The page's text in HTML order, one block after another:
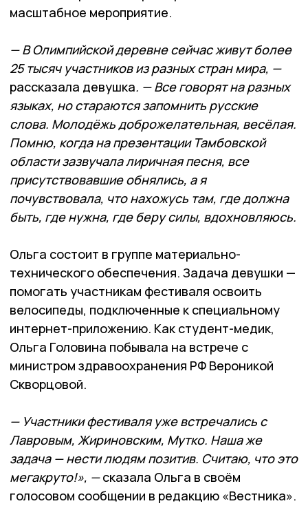
масштабное мероприятие.
— В Олимпийской деревне сейчас живут более
25 тысяч участников из разных стран мира, —
рассказала девушка. — Все говорят на разных
языках, но стараются запомнить русские
слова. Молодёжь доброжелательная, весёлая.
Помню, когда на презентации Тамбовской
области зазвучала лиричная песня, все
присутствовавшие обнялись, а я
почувствовала, что нахожусь там, где должна
быть, где нужна, где беру силы, вдохновляюсь.
Ольга состоит в группе материально-
технического обеспечения. Задача девушки —
помогать участникам фестиваля освоить
велосипеды, подключенные к специальному
интернет-приложению. Как студент-медик,
Ольга Головина побывала на встрече с
министром здравоохранения РФ Вероникой
Скворцовой.
— Участники фестиваля уже встречались с
Лавровым, Жириновским, Мутко. Наша же
задача — нести людям позитив. Считаю, что это
мегакруто!», —сказала Ольга в своём
голосовом сообщении в редакцию «Вестника».